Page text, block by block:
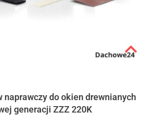
naprawczy do okien drewnianych
generacji ZZZ 220K